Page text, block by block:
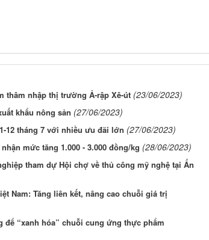
thâm nhập thị trường Ả-rập Xê-út (23/06/2023)
khẩu nông sản (27/06/2023)
12 tháng 7 với nhiều ưu đãi lớn (27/06/2023)
mức tăng 1.000 - 3.000 đồng/kg (28/06/2023)
tham dự Hội chợ về thủ công mỹ nghệ tại Ấn
Nam: Tăng liên kết, nâng cao chuỗi giá trị
“xanh hóa” chuỗi cung ứng thực phẩm